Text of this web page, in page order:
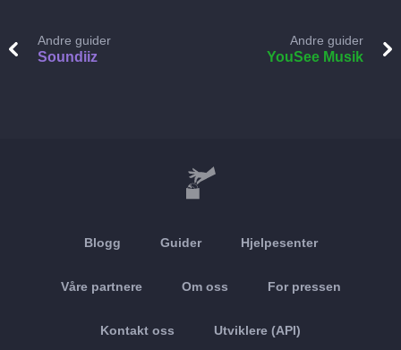
Andre guider
Soundiiz
Andre guider
YouSee Musik
Blogg Guider Hjelpesenter
Våre partnere Om oss For pressen
Kontakt oss Utviklere (API)